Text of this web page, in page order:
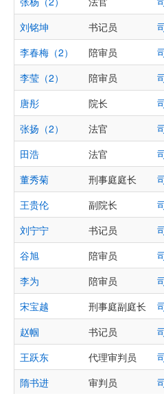
刘铭坤
书记员
李春梅（2）
陪审员
李莹（2）
陪审员
唐彤
院长
张扬（2）
法官
田浩
法官
董秀菊
刑事庭庭长
王贵伦
副院长
刘宁宁
书记员
谷旭
陪审员
李为
陪审员
宋宝越
刑事庭副庭长
赵帼
书记员
王跃东
代理审判员
隋书进
审判员